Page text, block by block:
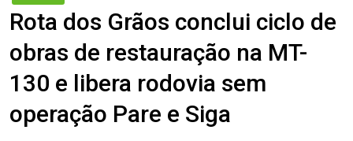
Rota dos Grãos conclui ciclo de
obras de restauração na MT-
130 e libera rodovia sem
operação Pare e Siga